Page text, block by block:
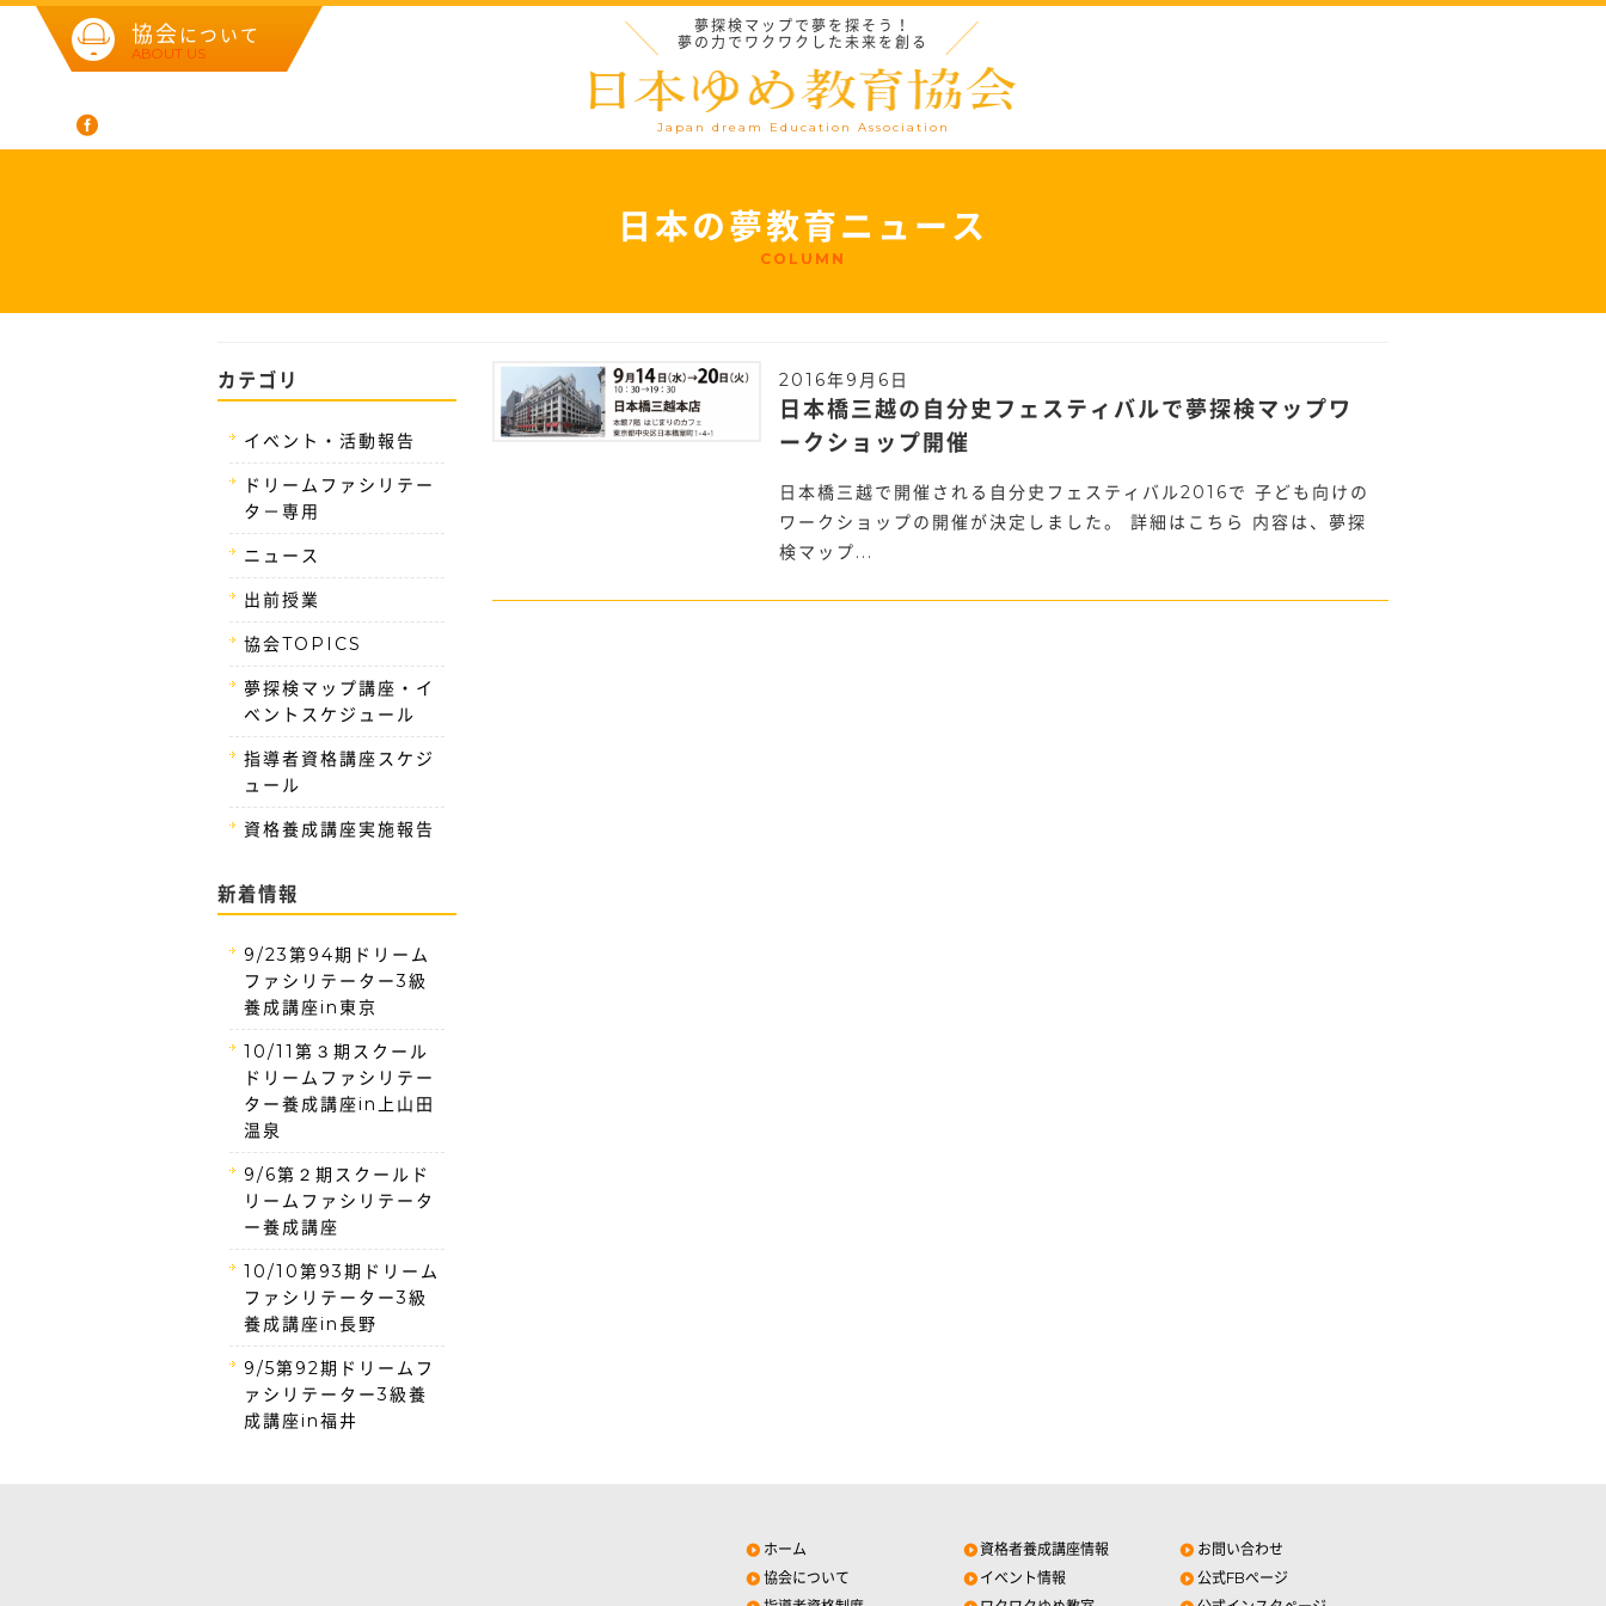
夢探検マップで夢を探そう！
夢の力でワクワクした未来を創る
Japan dream Education Association
協会 について
ABOUT US
日本の夢教育ニュース
COLUMN
2016年9月6日
日本橋三越の自分史フェスティバルで夢探検マップワ
ークショップ開催
日本橋三越で開催される自分史フェスティバル2016で 子ども向けの
ワークショップの開催が決定しました。 詳細はこちら 内容は、夢探
検マップ...
カテゴリ
イベント・活動報告
ドリームファシリテー
タ－専用
ニュース
出前授業
協会TOPICS
夢探検マップ講座・イ
ベントスケジュール
指導者資格講座スケジ
ュール
資格養成講座実施報告
新着情報
9/23第94期ドリーム
ファシリテーター3級
養成講座in東京
10/11第３期スクール
ドリームファシリテー
ター養成講座in上山田
温泉
9/6第２期スクールド
リームファシリテータ
ー養成講座
10/10第93期ドリーム
ファシリテーター3級
養成講座in長野
9/5第92期ドリームフ
ァシリテーター3級養
成講座in福井
ホーム
協会について
資格者養成講座情報
イベント情報
お問い合わせ
公式FBページ